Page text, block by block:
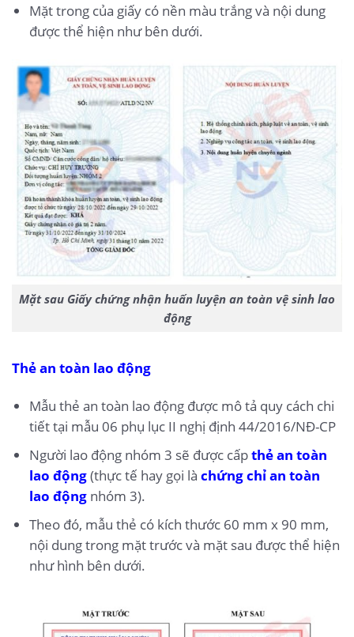
Mặt trong của giấy có nền màu trắng và nội dung
được thể hiện như bên dưới.
Mặt sau Giấy chứng nhận huấn luyện an toàn vệ sinh lao
động
Thẻ an toàn lao động
Mẫu thẻ an toàn lao động được mô tả quy cách chi
tiết tại mẫu 06 phụ lục II nghị định 44/2016/NĐ-CP
Người lao động nhóm 3 sẽ được cấpthẻ an toàn
lao động(thực tế hay gọi là chứng chỉ an toàn
lao động nhóm 3).
Theo đó, mẫu thẻ có kích thước 60 mm x 90 mm,
nội dung trong mặt trước và mặt sau được thể hiện
như hình bên dưới.